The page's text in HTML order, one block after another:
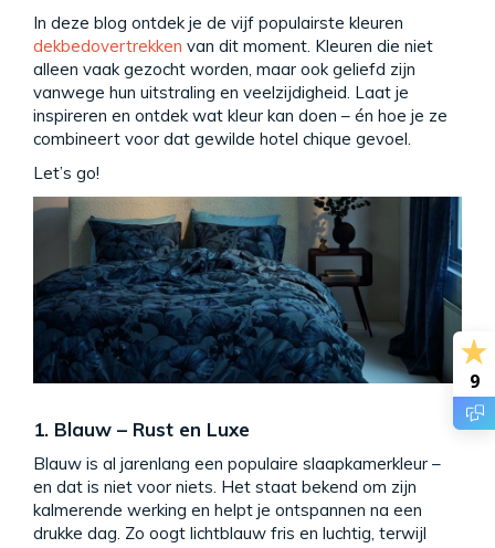
In deze blog ontdek je de vijf populairste kleuren
dekbedovertrekken van dit moment. Kleuren die niet
alleen vaak gezocht worden, maar ook geliefd zijn
vanwege hun uitstraling en veelzijdigheid. Laat je
inspireren en ontdek wat kleur kan doen – én hoe je ze
combineert voor dat gewilde hotel chique gevoel.
Let’s go!
1. Blauw – Rust en Luxe
Blauw is al jarenlang een populaire slaapkamerkleur –
en dat is niet voor niets. Het staat bekend om zijn
kalmerende werking en helpt je ontspannen na een
drukke dag. Zo oogt lichtblauw fris en luchtig, terwijl
9